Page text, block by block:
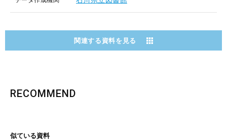
関連する資料を見る
RECOMMEND
似ている資料